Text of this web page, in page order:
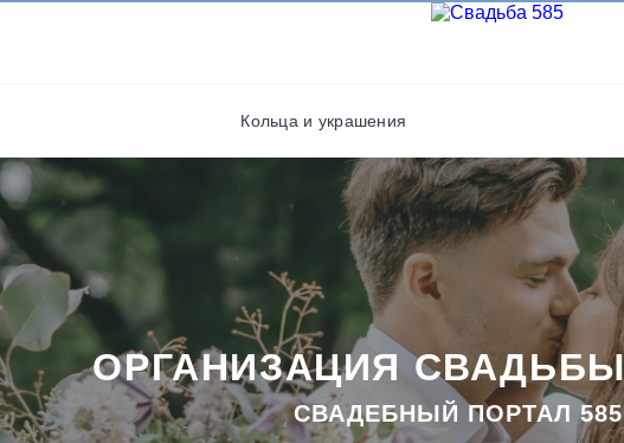
Кольца и украшения
Полиграфия
ОРГАНИЗАЦИЯ
СВАДЕБНЫЙ ПОРТАЛ